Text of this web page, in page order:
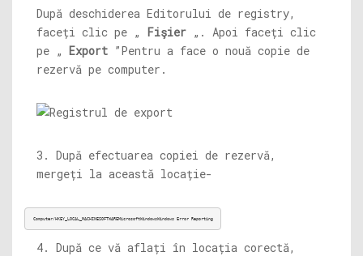
După deschiderea Editorului de registry,
faceți clic pe „ Fişier „. Apoi faceți clic
pe „ Export ”Pentru a face o nouă copie de
rezervă pe computer.
3. După efectuarea copiei de rezervă,
mergeți la această locație-
Computer/HKEY_LOCAL_MACHINESOFTWAREMicrosoftWindowsWindows Error Reporting
4. După ce vă aflați în locația corectă,